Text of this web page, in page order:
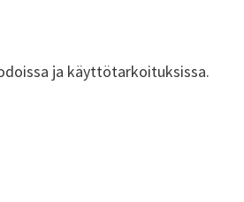
ja käyttötarkoituksissa.